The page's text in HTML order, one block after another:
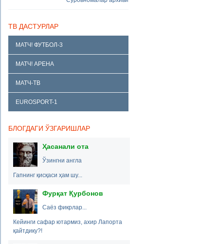
ТВ ДАСТУРЛАР
МАТЧ! ФУТБОЛ-3
МАТЧ! АРЕНА
МАТЧ-ТВ
EUROSPORT-1
БЛОГДАГИ ЎЗГАРИШЛАР
Ҳасанали ота
Ўзингни англа
Гапнинг қисқаси ҳам шу...
Фурқат Қурбонов
Саёз фикрлар...
Кейинги сафар ютармиз, ахир Лапорта
қайтдику?!